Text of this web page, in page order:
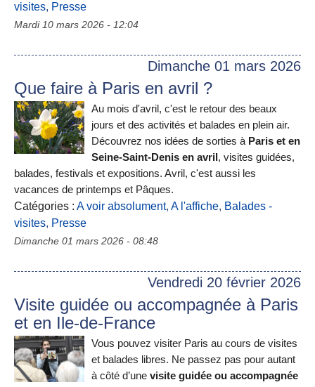
visites, Presse
Mardi 10 mars 2026 - 12:04
Dimanche 01 mars 2026
Que faire à Paris en avril ?
Au mois d'avril, c'est le retour des beaux
jours et des activités et balades en plein air.
Découvrez nos idées de sorties à Paris et en
Seine-Saint-Denis en avril , visites guidées,
balades, festivals et expositions. Avril, c'est aussi les
vacances de printemps et Pâques.
Catégories : A voir absolument, A l'affiche, Balades -
visites, Presse
Dimanche 01 mars 2026 - 08:48
Vendredi 20 février 2026
Visite guidée ou accompagnée à Paris
et en Ile-de-France
Vous pouvez visiter Paris au cours de visites
et balades libres. Ne passez pas pour autant
à côté d’une visite guidée ou accompagnée